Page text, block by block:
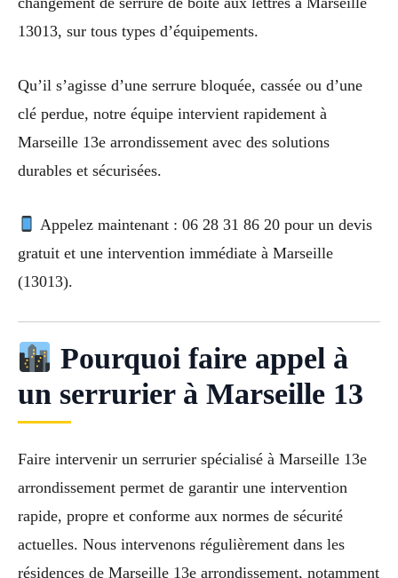
13013, sur tous types d’équipements.
Qu’il s’agisse d’une serrure bloquée, cassée ou d’une
clé perdue, notre équipe intervient rapidement à
Marseille 13e arrondissement avec des solutions
durables et sécurisées.
Appelez maintenant : 06 28 31 86 20 pour un devis
gratuit et une intervention immédiate à Marseille
(13013).
Pourquoi faire appel à
un serrurier à Marseille 13
Faire intervenir un serrurier spécialisé à Marseille 13e
arrondissement permet de garantir une intervention
rapide, propre et conforme aux normes de sécurité
actuelles. Nous intervenons régulièrement dans les
résidences de Marseille 13e arrondissement, notamment